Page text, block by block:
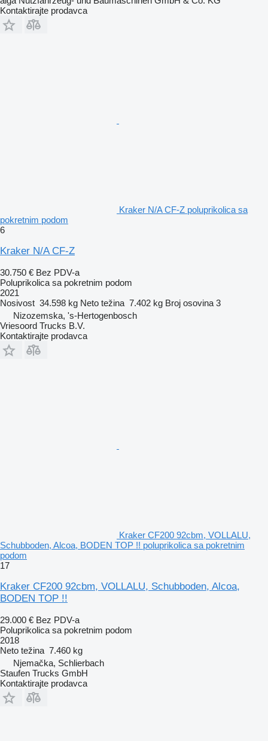
Kontaktirajte prodavca
Kraker N/A CF-Z poluprikolica sa
pokretnim podom
6
Kraker N/A CF-Z
30.750 € Bez PDV-a
Poluprikolica sa pokretnim podom
2021
Nosivost 34.598 kg Neto težina 7.402 kg Broj osovina 3
Nizozemska, 's-Hertogenbosch
Vriesoord Trucks B.V.
Kontaktirajte prodavca
Kraker CF200 92cbm, VOLLALU,
Schubboden, Alcoa, BODEN TOP !! poluprikolica sa pokretnim
podom
17
Kraker CF200 92cbm, VOLLALU, Schubboden, Alcoa,
BODEN TOP !!
29.000 € Bez PDV-a
Poluprikolica sa pokretnim podom
2018
Neto težina 7.460 kg
Njemačka, Schlierbach
Staufen Trucks GmbH
Kontaktirajte prodavca